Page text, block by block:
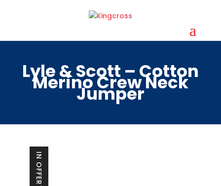
Lyle & Scott – Cotton
Merino Crew Neck
Jumper
IN OFFERTA!